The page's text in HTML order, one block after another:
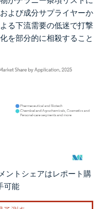
よび成分サプライヤーか
る下流需要の低迷で打撃
を部分的に相殺すること
BY 4.0の表示が必要です。
ントシェアはレポート購
可能